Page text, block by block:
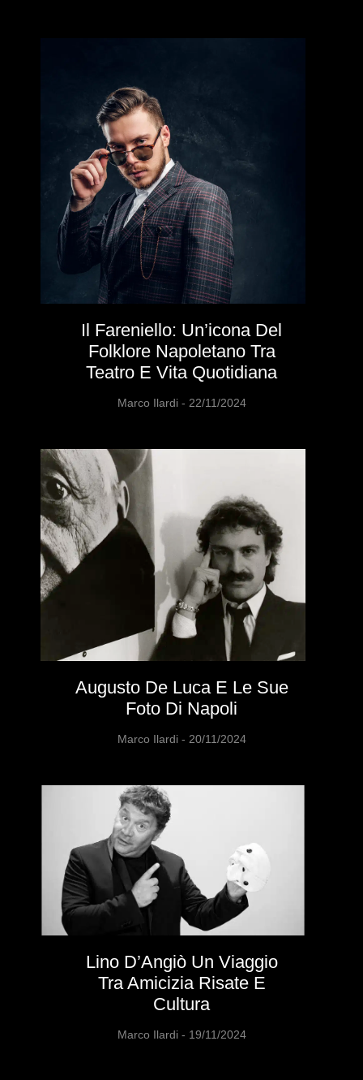
Il Fareniello: Un’icona Del
Folklore Napoletano Tra
Teatro E Vita Quotidiana
Marco Ilardi 22/11/2024
Augusto De Luca E Le Sue
Foto Di Napoli
Marco Ilardi 20/11/2024
Lino D’Angiò Un Viaggio
Tra Amicizia Risate E
Cultura
Marco Ilardi 19/11/2024